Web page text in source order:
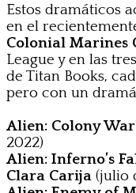
Estos dramáticos
en el
Colonial Marines
League y en las
de Titan Books,
pero con un
Alien: Colony
2022)
Alien: Inferno’s
Clara Carija (julio